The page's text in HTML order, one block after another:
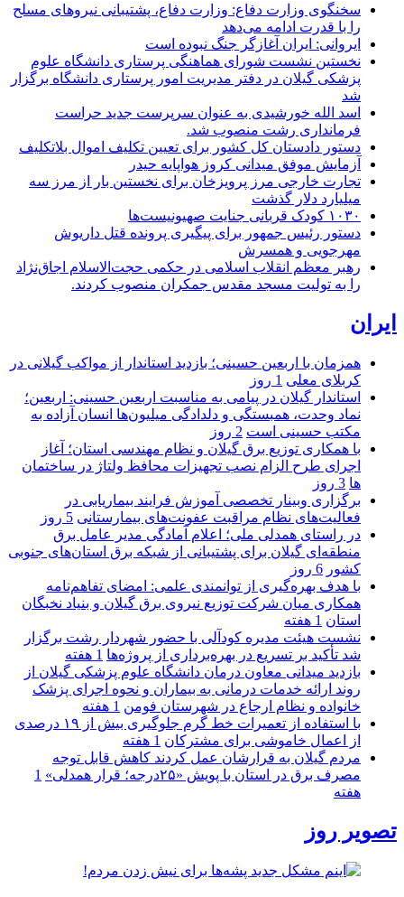
سخنگوی وزارت دفاع: وزارت دفاع، پشتیبانی نیرو‌های مسلح
را با قدرت ادامه می‌دهد
ایروانی: ایران آغازگر جنگ نبوده است
نخستین نشست شورای هماهنگی پرستاری دانشگاه علوم
پزشکی گیلان در دفتر مدیریت امور پرستاری دانشگاه برگزار
شد
اسد الله خورشیدی به عنوان سرپرست جدید حراست
فرمانداری رشت منصوب شد.
دستور دادستان کل کشور برای تعیین تکلیف اموال بلاتکلیف
آزمایش موفق میدانی کروز هواپایه حیدر
تجارت خارجی مرز پرویزخان برای نخستین بار از مرز سه
میلیارد دلار گذشت
۱۰۳۰ کودک قربانی جنایت صهیونیست‌ها
دستور رئیس جمهور برای پیگیری پرونده قتل داریوش
مهرجویی و همسرش
رهبر معظم انقلاب اسلامی در حکمی حجت‌الاسلام اجاق‌نژاد
را به تولیت مسجد مقدس جمکران منصوب کردند.
ایران
همزمان با اربعین حسینی؛ بازدید استاندار از مواکب گیلانی در
کربلای معلی 1 روز
استاندار گیلان در پیامی به مناسبت اربعین حسینی: اربعین؛
نماد وحدت، همبستگی و دلدادگی میلیون‌ها انسان آزاده به
مکتب حسینی است 2 روز
با همکاری توزیع برق گیلان و نظام مهندسی استان؛ آغاز
اجرای طرح الزام نصب تجهیزات محافظ ولتاژ در ساختمان
ها 3 روز
برگزاری وبینار تخصصی آموزش فرایند بیماریابی در
فعالیت‌های نظام مراقبت عفونت‌های بیمارستانی 5 روز
در راستای همدلی ملی؛ اعلام آمادگی مدیر عامل برق
منطقه‌ای گیلان برای پشتیبانی از شبكه برق استان‌های جنوبی
كشور 6 روز
با هدف بهره‌گیری از توانمندی علمی: امضای تفاهم‌نامه
همكاری میان شركت توزیع نیروی برق گیلان و بنیاد نخبگان
استان 1 هفته
نشست هیئت مدیره کودآلی با حضور شهردار رشت برگزار
شد تأکید بر تسریع در بهره‌برداری از پروژه‌ها 1 هفته
بازدید میدانی معاون درمان دانشگاه علوم پزشکی گیلان از
روند ارائه خدمات درمانی به بیماران و نحوه اجرای پزشک
خانواده و نظام ارجاع در شهرستان فومن 1 هفته
با استفاده از تعمیرات خط گرم جلوگیری بیش از ۱۹ درصدی
از اعمال خاموشی برای مشتركان 1 هفته
مردم گیلان به قرارشان عمل کردند كاهش قابل توجه
مصرف برق در استان با پویش «۲۵درجه؛ قرار همدلی»
1
هفته
تصویر روز